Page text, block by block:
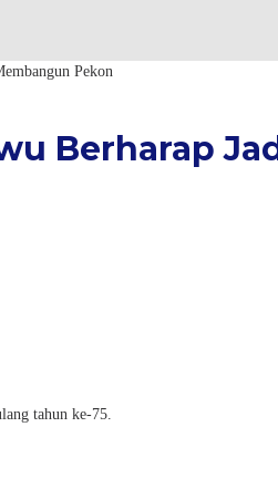
Pekon
Berharap
tahun ke-75.